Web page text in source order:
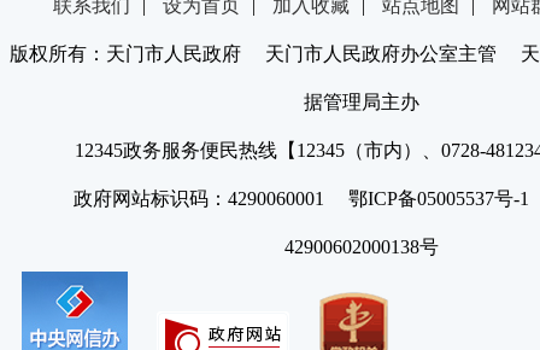
联系我们 | 设为首页 | 加入收藏 | 站点地图 | 网站
版权所有：天门市人民政府 天门市人民政府办公室主管 天
据管理局主办
12345政务服务便民热线【12345（市内）、0728-
政府网站标识码：4290060001 鄂ICP备05005537号
42900602000138号